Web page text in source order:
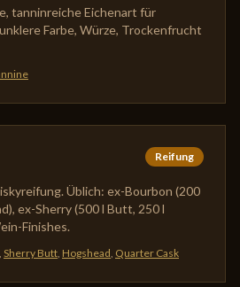
tanninreiche Eichenart für
Farbe, Würze, Trockenfrucht
Reifung
Üblich: ex-Bourbon (200
ex-Sherry (500 l Butt, 250 l
Finishes.
, Sherry Butt, Hogshead, Quarter Cask